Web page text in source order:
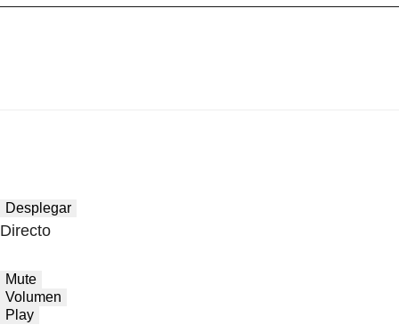
Desplegar
Directo
Mute
Volumen
Play